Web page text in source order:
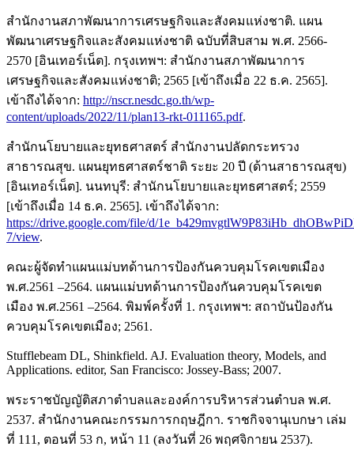
สำนักงานสภาพัฒนาการเศรษฐกิจและสังคมแห่งชาติ. แผน
พัฒนาเศรษฐกิจและสังคมแห่งชาติ ฉบับที่สิบสาม พ.ศ. 2566-
2570 [อินเทอร์เน็ต]. กรุงเทพฯ: สำนักงานสภาพัฒนาการ
เศรษฐกิจและสังคมแห่งชาติ; 2565 [เข้าถึงเมื่อ 22 ธ.ค. 2565].
เข้าถึงได้จาก: http://nscr.nesdc.go.th/wp-
content/uploads/2022/11/plan13-rkt-011165.pdf.
สำนักนโยบายและยุทธศาสตร์ สำนักงานปลัดกระทรวง
สาธารณสุข. แผนยุทธศาสตร์ชาติ ระยะ 20 ปี (ด้านสาธารณสุข)
[อินเทอร์เน็ต]. นนทบุรี: สำนักนโยบายและยุทธศาสตร์; 2559
[เข้าถึงเมื่อ 14 ธ.ค. 2565]. เข้าถึงได้จาก:
https://drive.google.com/file/d/
7/view.
คณะผู้จัดทำแผนแม่บทด้านการป้องกันควบคุมโรคเขตเมือง
พ.ศ.2561 –2564. แผนแม่บทด้านการป้องกันควบคุมโรคเขต
เมือง พ.ศ.2561 –2564. พิมพ์ครั้งที่ 1. กรุงเทพฯ: สถาบันป้องกัน
ควบคุมโรคเขตเมือง; 2561.
Stufflebeam DL, Shinkfield. AJ. Evaluation theory, Models, and
Applications. editor, San Francisco: Jossey-Bass; 2007.
พระราชบัญญัติสภาตำบลและองค์การบริหารส่วนตำบล พ.ศ.
2537. สำนักงานคณะกรรมการกฤษฎีกา. ราชกิจจานุเบกษา เล่ม
ที่ 111, ตอนที่ 53 ก, หน้า 11 (ลงวันที่ 26 พฤศจิกายน 2537).